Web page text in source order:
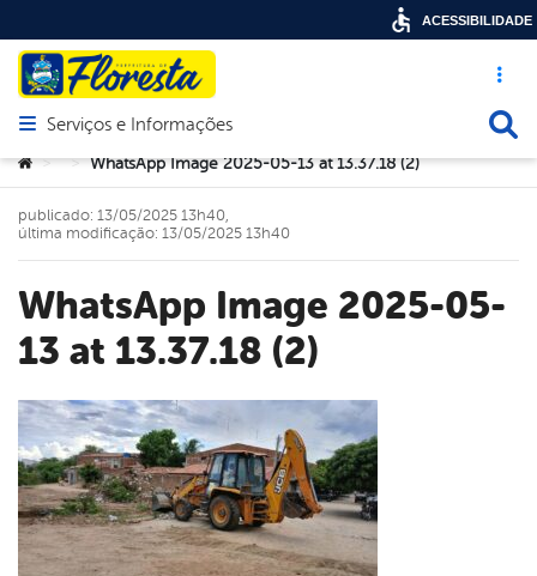
Acesso
Abrir menu principal de navegação
Serviços e Informações
Você está aqui:
> > WhatsApp Image 2025-05-13 at 13.37.18 (2)
WhatsApp Image 2025-05-
13 at 13.37.18 (2)
publicado: 13/05/2025 13h40,
última modificação: 13/05/2025 13h40
ACESSIBILIDADE